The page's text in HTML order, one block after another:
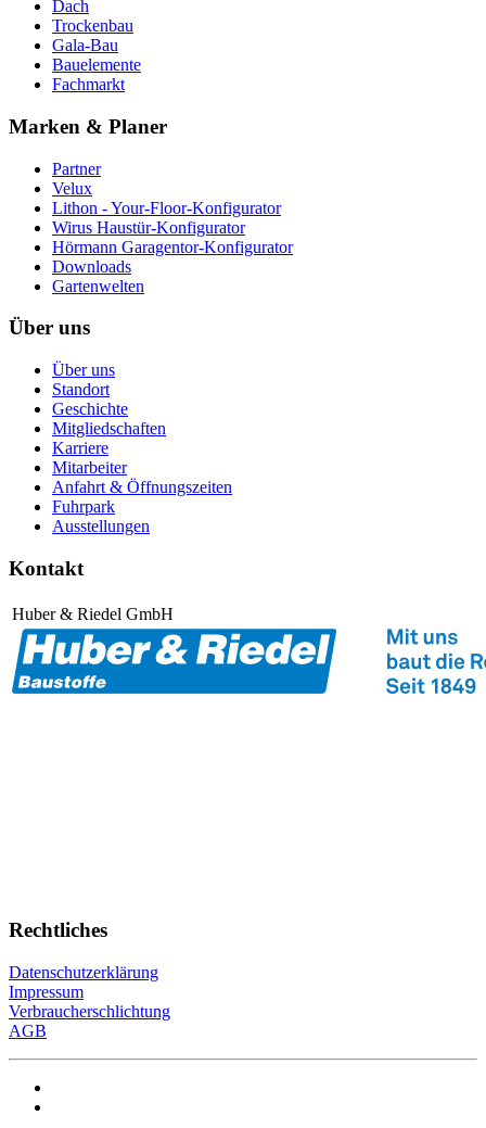
Dach
Trockenbau
Gala-Bau
Bauelemente
Fachmarkt
Marken & Planer
Partner
Velux
Lithon - Your-Floor-Konfigurator
Wirus Haustür-Konfigurator
Hörmann Garagentor-Konfigurator
Downloads
Gartenwelten
Über uns
Über uns
Standort
Geschichte
Mitgliedschaften
Karriere
Mitarbeiter
Anfahrt & Öffnungszeiten
Fuhrpark
Ausstellungen
Kontakt
Huber & Riedel GmbH
Rechtliches
Datenschutzerklärung
Impressum
Verbraucherschlichtung
AGB